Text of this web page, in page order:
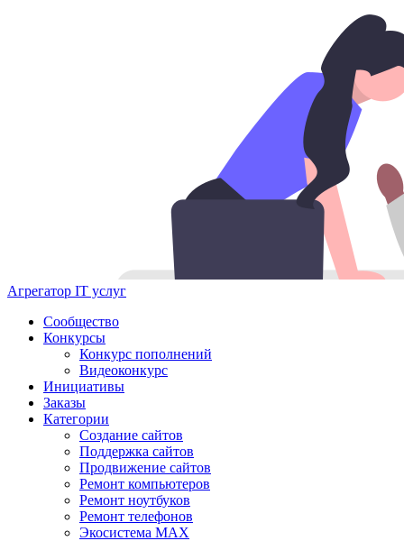
Агрегатор IT услуг
Сообщество
Конкурсы
Конкурс пополнений
Видеоконкурс
Инициативы
Заказы
Категории
Создание сайтов
Поддержка сайтов
Продвижение сайтов
Ремонт компьютеров
Ремонт ноутбуков
Ремонт телефонов
Экосистема MAX